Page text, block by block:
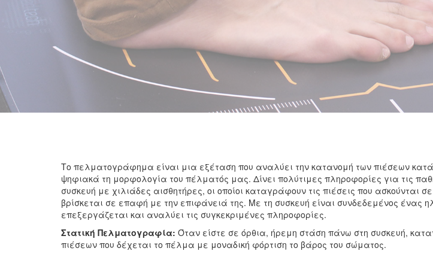
Tο πελματογράφημα είναι μια εξέταση που αναλύει την κατανομή των πιέσεων
ψηφιακά τη μορφολογία του πέλματός μας. Δίνει πολύτιμες πληροφορίες για τις
συσκευή με χιλιάδες αισθητήρες, οι οποίοι καταγράφουν τις πιέσεις που ασκούνται
βρίσκεται σε επαφή με την επιφάνειά της. Mε τη συσκευή είναι συνδεδεμένος ένας
επεξεργάζεται και αναλύει τις συγκεκριμένες πληροφορίες.
Στατική Πελματογραφία: Όταν είστε σε όρθια, ήρεμη στάση πάνω στη συσκευή,
πιέσεων που δέχεται το πέλμα με μοναδική φόρτιση το βάρος του σώματος.